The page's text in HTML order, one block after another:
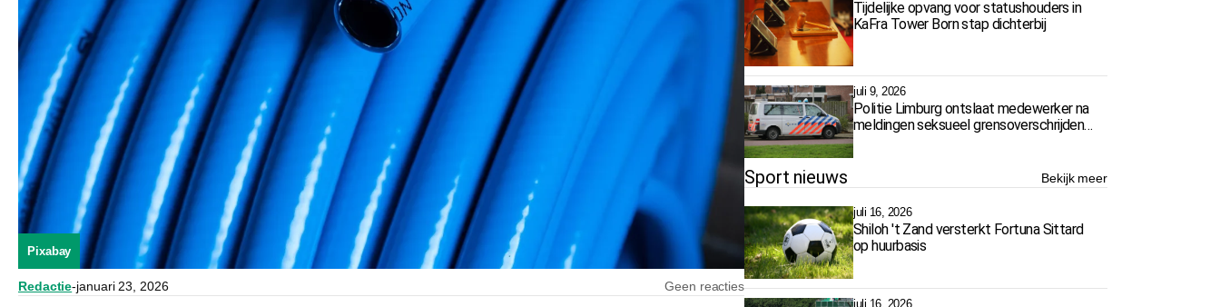
Pixabay
Redactie-januari 23, 2026 Geen reacties
Tijdelijke opvang voor statushouders in
KaFra Tower Born stap dichterbij
juli 9, 2026
Politie Limburg ontslaat medewerker na
meldingen seksueel grensoverschrijdend
Sport nieuws Bekijk meer
juli 16, 2026
Shiloh 't Zand versterkt Fortuna Sittard
op huurbasis
juli 16, 2026